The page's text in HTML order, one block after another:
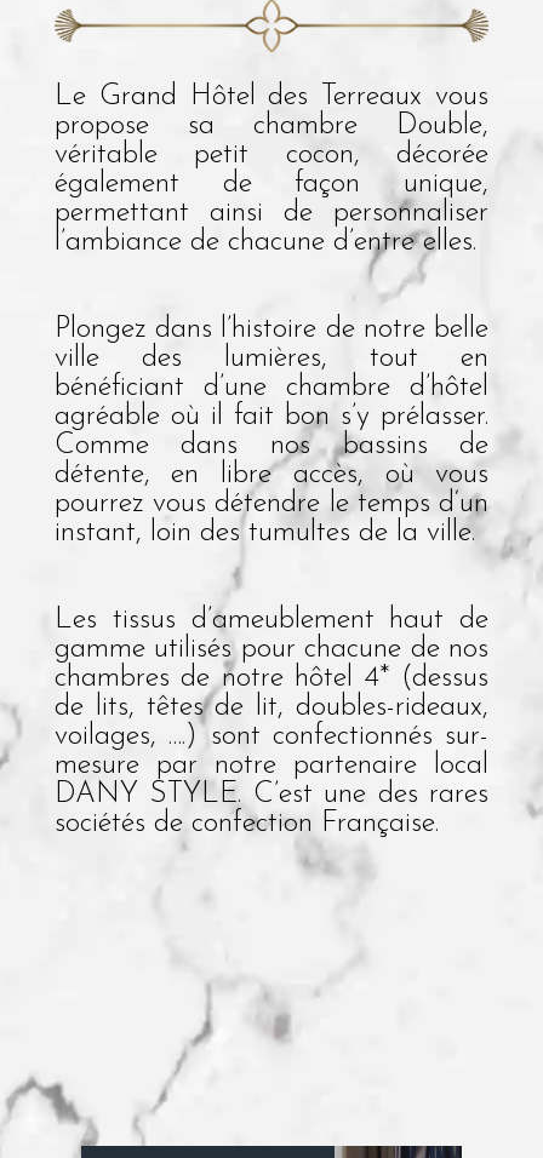
Le Grand Hôtel des Terreaux vous
propose sa chambre Double,
véritable petit cocon, décorée
également de façon unique,
permettant ainsi de personnaliser
l’ambiance de chacune d’entre elles.
Plongez dans l’histoire de notre belle
ville des lumières, tout en
bénéficiant d’une chambre d’hôtel
agréable où il fait bon s’y prélasser.
Comme dans nos bassins de
détente, en libre accès, où vous
pourrez vous détendre le temps d‘un
instant, loin des tumultes de la ville.
Les tissus d’ameublement haut de
gamme utilisés pour chacune de nos
chambres de notre hôtel 4* (dessus
de lits, têtes de lit, doubles-rideaux,
voilages, ….) sont confectionnés sur-
mesure par notre partenaire local
DANY STYLE. C’est une des rares
sociétés de confection Française.